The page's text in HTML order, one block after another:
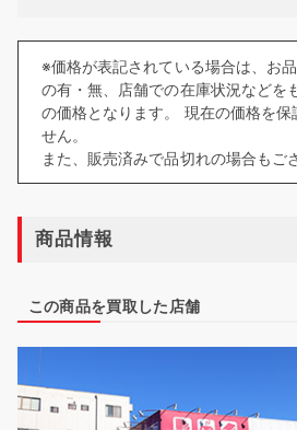
※価格が表記されている場合は、お
の有・無、店舗での在庫状況などを
の価格となります。 現在の価格を保
せん。
また、販売済みで品切れの場合もご
商品情報
この商品を買取した店舗